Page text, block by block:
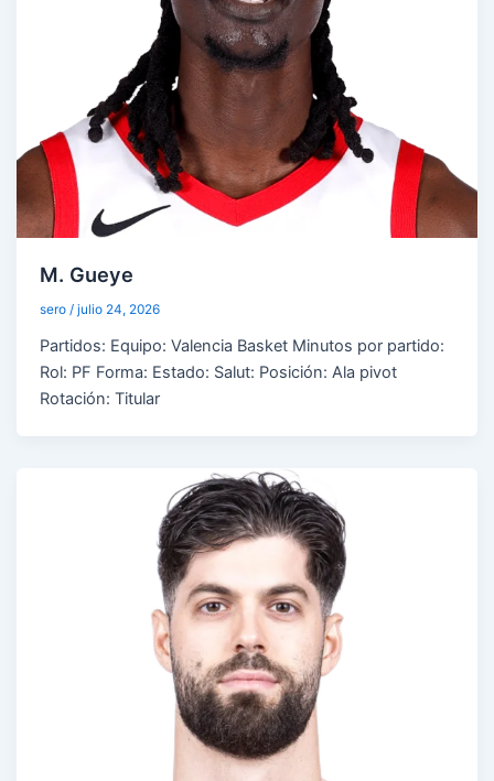
M. Gueye
sero/julio 24, 2026
Partidos: Equipo: Valencia Basket Minutos por partido:
Rol: PF Forma: Estado: Salut: Posición: Ala pivot
Rotación: Titular